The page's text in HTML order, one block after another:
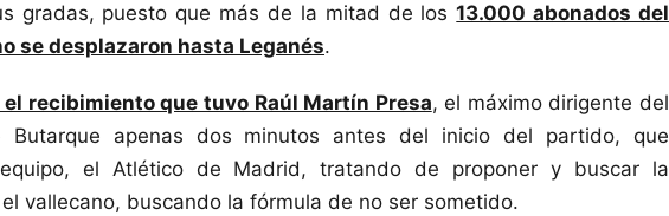
gradas, puesto que más de la mitad de los13.000 abonados del
se desplazaron hasta Leganés.
recibimiento que tuvo Raúl Martín Presa, el máximo dirigente del
Butarque apenas dos minutos antes del inicio del partido, que
el Atlético de Madrid, tratando de proponer y buscar la
vallecano, buscando la fórmula de no ser sometido.